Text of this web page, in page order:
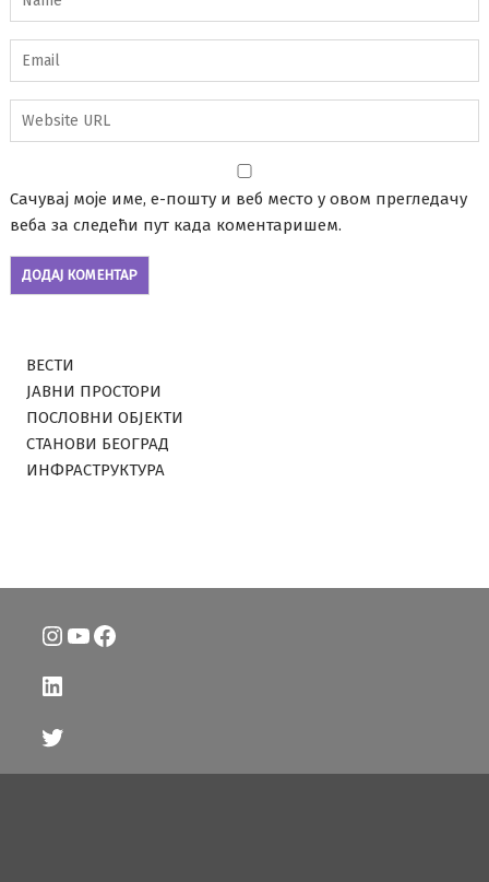
Сачувај моје име, е-пошту и веб место у овом прегледачу
веба за следећи пут када коментаришем.
ВЕСТИ
ЈАВНИ ПРОСТОРИ
ПОСЛОВНИ ОБЈЕКТИ
СТАНОВИ БЕОГРАД
ИНФРАСТРУКТУРА
Instagram
YouTube
Facebook
LinkedIn
Twitter